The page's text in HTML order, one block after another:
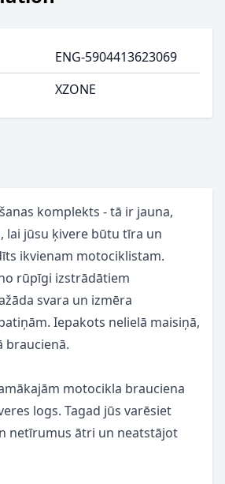
komplekts - tā ir jauna,
lai jūsu ķivere būtu tīra un
ikvienam motociklistam.
rūpīgi izstrādātiem
svara un izmēra
Iepakots nelielā maisiņā,
braucienā.
motocikla brauciena
logs. Tagad jūs varēsiet
netīrumus ātri un neatstājot
ENG-5904413623069
XZONE